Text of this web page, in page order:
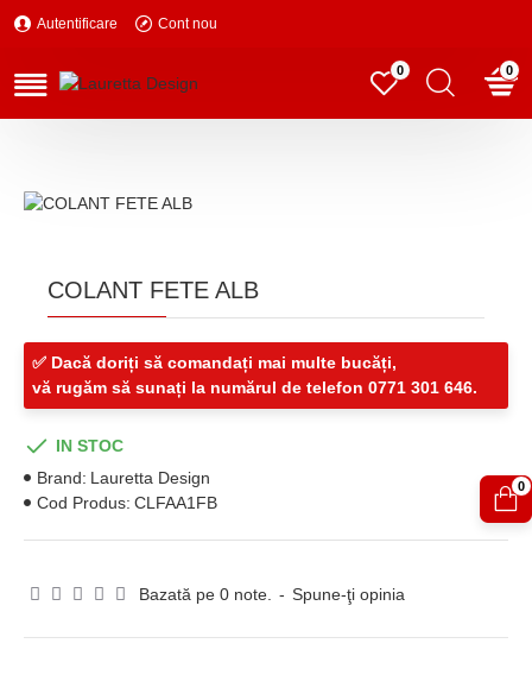
Autentificare Cont nou
0 0
COLANT FETE ALB
✅ Dacă doriți să comandați mai multe bucăți,
vă rugăm să sunați la numărul de telefon 0771 301 646.
IN STOC
Brand: Lauretta Design
Cod Produs: CLFAA1FB
Bazată pe 0 note. - Spune-ţi opinia
0